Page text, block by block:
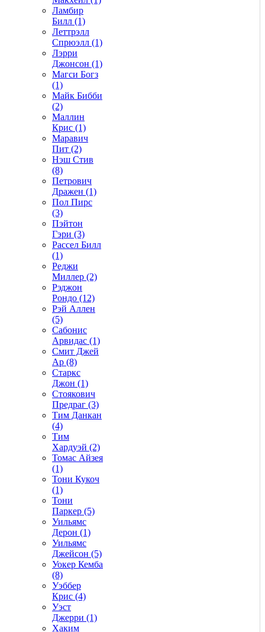
Ламбир
Билл (1)
Леттрэлл
Спрюэлл (1)
Лэрри
Джонсон (1)
Магси Богз
(1)
Майк Бибби
(2)
Маллин
Крис (1)
Маравич
Пит (2)
Нэш Стив
(8)
Петрович
Дражен (1)
Пол Пирс
(3)
Пэйтон
Гэри (3)
Рассел Билл
(1)
Реджи
Миллер (2)
Рэджон
Рондо (12)
Рэй Аллен
(5)
Сабонис
Арвидас (1)
Смит Джей
Ар (8)
Старкс
Джон (1)
Стоякович
Предраг (3)
Тим Данкан
(4)
Тим
Хардуэй (2)
Томас Айзея
(1)
Тони Кукоч
(1)
Тони
Паркер (5)
Уильямс
Дерон (1)
Уильямс
Джейсон (5)
Уокер Кемба
(8)
Уэббер
Крис (4)
Уэст
Джерри (1)
Хаким